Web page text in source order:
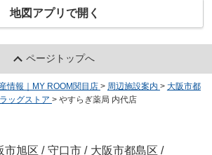
地図アプリで開く
ページトップへ
情報｜MY ROOM関目店 > 周辺施設案内 > 大阪市都
ッグストア > やすらぎ薬局 内代店
市旭区 / 守口市 / 大阪市都島区 /